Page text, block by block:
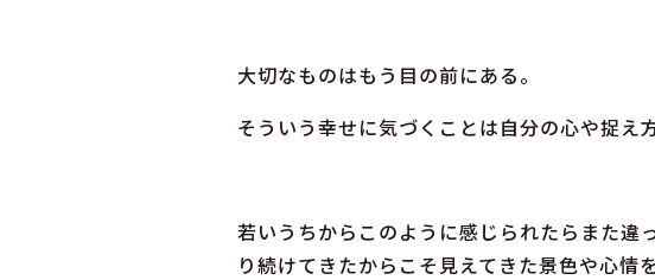
大切なものはもう目の前にある。
そういう幸せに気づくことは自分の心や捉え
若いうちからこのように感じられたらまた違
り続けてきたからこそ見えてきた景色や心情